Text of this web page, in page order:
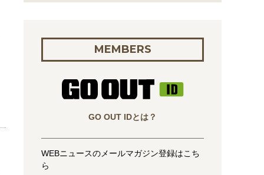
MEMBERS
GO OUT IDとは？
WEBニュースのメールマガジン登録はこち
ら